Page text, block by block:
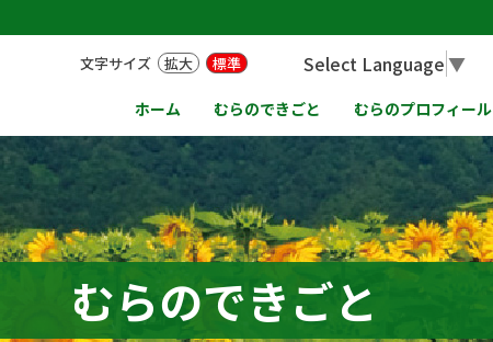
ホーム むらのできごと むらのプロフィール
文字サイズ 拡大 標準 Select Language▼
むらのできごと